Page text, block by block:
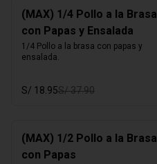
(MAX) 1/4 Pollo a la Brasa
con Papas y Ensalada
1/4 Pollo a la brasa con papas y
ensalada.
S/ 18.95S/ 37.90
(MAX) 1/2 Pollo a la Brasa
con Papas